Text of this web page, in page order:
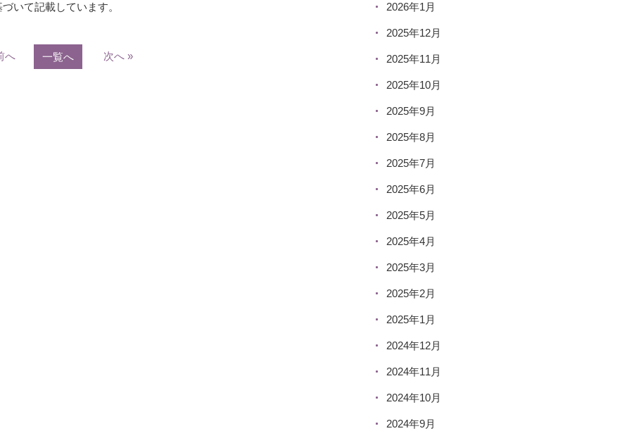
いて記載しています。
へ 一覧へ 次へ »
2026年1月
2025年12月
2025年11月
2025年10月
2025年9月
2025年8月
2025年7月
2025年6月
2025年5月
2025年4月
2025年3月
2025年2月
2025年1月
2024年12月
2024年11月
2024年10月
2024年9月